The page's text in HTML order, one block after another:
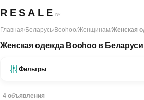
RESALE BY
Главная/Беларусь/Boohoo/Женщинам/Женская
Женская одежда Boohoo в Беларуси
Фильтры
4 объявления
Хорошая цена